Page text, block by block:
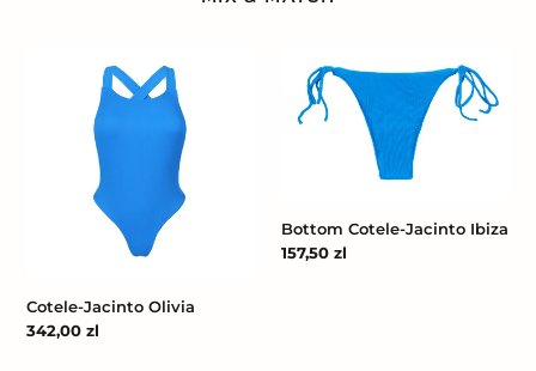
Cotele-Jacinto Olivia
Cena
342,00 zl
Cotele-
Jacinto
Bottom Cotele-Jacinto Ibiza
Cena
157,50 zl